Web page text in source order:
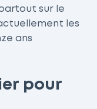
sur le
les
ans
pour